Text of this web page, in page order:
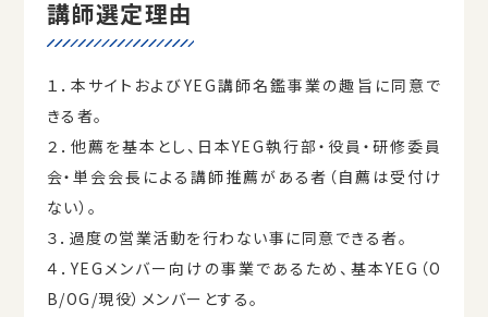
講師選定理由
１．本サイトおよびYEG講師名鑑事業の趣旨に同意で
きる者。
２．他薦を基本とし、日本YEG執行部・役員・研修委員
会・単会会長による講師推薦がある者（自薦は受付け
ない）。
３．過度の営業活動を行わない事に同意できる者。
４．YEGメンバー向けの事業であるため、基本YEG（O
B/OG/現役）メンバーとする。